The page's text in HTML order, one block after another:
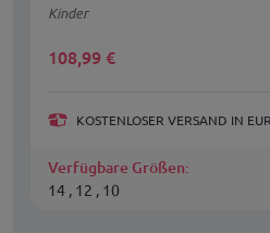
Kinder
108,99 €
KOSTENLOSER VERSAND IN
Verfügbare Größen:
14 , 12 , 10